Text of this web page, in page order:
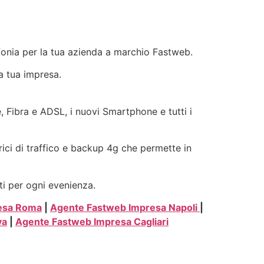
per la tua azienda a marchio Fastweb.
tua impresa.
e ADSL, i nuovi Smartphone e tutti i
di traffico e backup 4g che permette in
per ogni evenienza.
Roma
Agente Fastweb Impresa Napoli
Agente Fastweb Impresa Cagliari